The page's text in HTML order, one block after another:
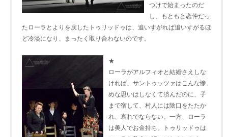
つけで始まったのだ
し、もともと恋仲だっ
たローラとよりを戻したトゥリッドゥは、追いすがれば追いすがるほ
ど冷淡になり、まったく取り合わないのです。
★
ローラがアルフィオと結婚さえしな
ければ、サントゥッツァはこんな惨
めな思いはしなくて済んだのに、子
まで宿して、村人には陰口をたたか
れ、哀れでならない。一方、ローラ
は美人でお金持ち。トゥリッドゥは